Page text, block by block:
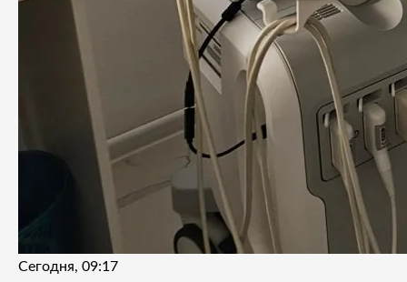
Сегодня, 09:17